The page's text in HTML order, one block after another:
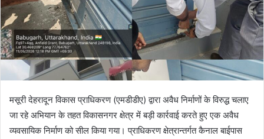
मसूरी देहरादून विकास प्राधिकरण (एमडीडीए) द्वारा अवैध निर्माणों के विरुद्ध चलाए
जा रहे अभियान के तहत विकासनगर क्षेत्र में बड़ी कार्रवाई करते हुए एक अवैध
व्यवसायिक निर्माण को सील किया गया। प्राधिकरण क्षेत्रान्तर्गत कैनाल बाईपास